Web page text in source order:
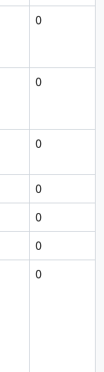
0
0
0
0
0
0
0